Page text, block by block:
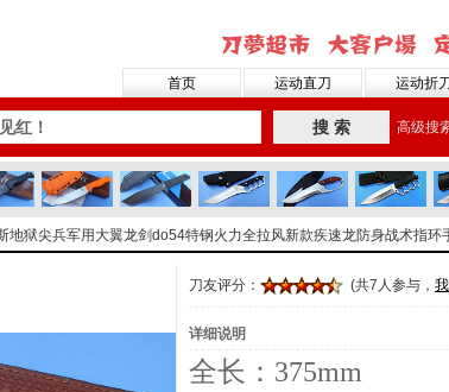
首页 运动直刀 运动折
搜 索 高级搜
地狱尖兵军用大翼龙剑do54特钢火力全拉风新款疾速龙防身战术指环
刀友评分： (共7人参与，
详细说明
全长：375mm